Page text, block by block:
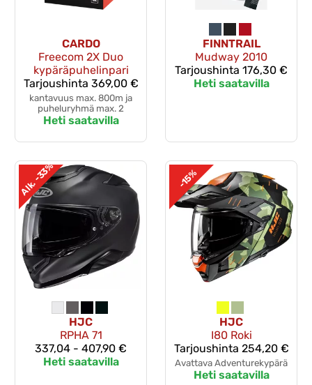
CARDO
Freecom 2X Duo
kypäräpuhelinpari
Tarjoushinta 369,00 €
kantavuus max. 800m ja
puheluryhmä max. 2
Heti saatavilla
FINNTRAIL
Mudway 2010
Tarjoushinta 176,30 €
Heti saatavilla
Alk. -33%
HJC
RPHA 71
337,04 - 407,90 €
Heti saatavilla
-15%
HJC
I80 Roki
Tarjoushinta 254,20 €
Avattava Adventurekypärä
Heti saatavilla